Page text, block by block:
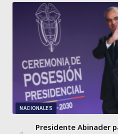
NACIONALES
Presidente Abinader